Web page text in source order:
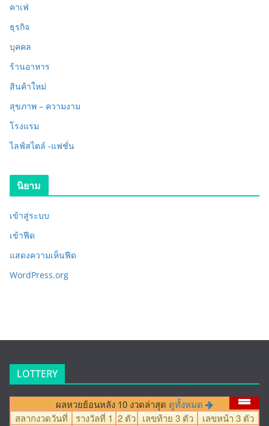
คาเฟ่
ธุรกิจ
บุคคล
ร้านอาหาร
สินค้าใหม่
สุขภาพ – ความงาม
โรงแรม
ไลฟ์สไตล์ -แฟชั่น
นิยาม
เข้าสู่ระบบ
เข้าฟีด
แสดงความเห็นฟีด
WordPress.org
LOTTERY